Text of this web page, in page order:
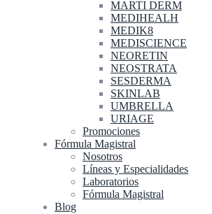
MARTI DERM
MEDIHEALH
MEDIK8
MEDISCIENCE
NEORETIN
NEOSTRATA
SESDERMA
SKINLAB
UMBRELLA
URIAGE
Promociones
Fórmula Magistral
Nosotros
Líneas y Especialidades
Laboratorios
Fórmula Magistral
Blog